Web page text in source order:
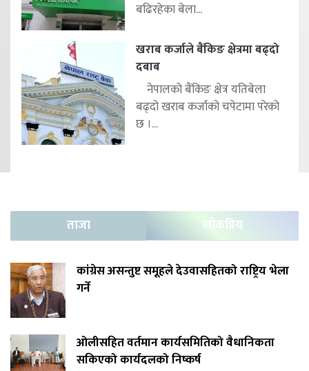
बढिरहेका बेला...
खराब कर्जाले बैंकिङ क्षेत्रमा बढ्दो
दबाब
नेपालको बैंकिङ क्षेत्र यतिबेला
बढ्दो खराब कर्जाको चपेटामा परेको
छ ।...
ताजा लोकप्रिय
कांग्रेस असन्तुष्ट समूहले देउवासहितको राष्ट्रिय भेला
गर्ने
ओलीसहित वर्तमान कार्यसमितिको वैधानिकता
सकिएको कार्यदलको निष्कर्ष